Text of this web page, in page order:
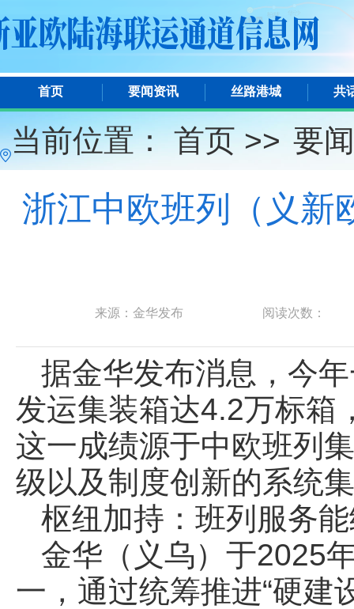
首页 要闻资讯 丝路港城 共
当前位置：首页 >> 要
浙江中欧班列（义新
来源：金华发布 阅读次数：
据金华发布消息，今
发运集装箱达4.2万标箱
这一成绩源于中欧班列
级以及制度创新的系统
枢纽加持：班列服务
金华（义乌）于2025
一，通过统筹推进“硬建